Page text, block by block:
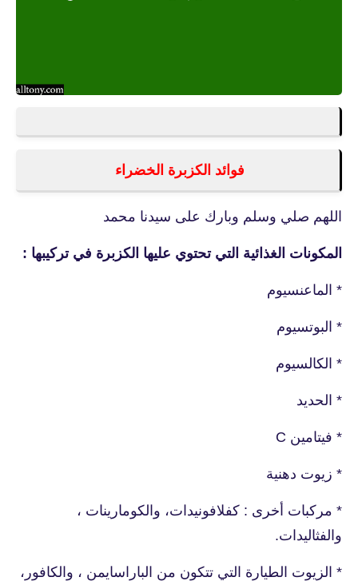
فوائد الكزبرة الخضراء
اللهم صلي وسلم وبارك على سيدنا محمد
المكونات الغذائية التي تحتوي عليها الكزبرة في تركيبها :
* الماعنسيوم
* البوتسيوم
* الكالسيوم
* الحديد
* فيتامين C
* زيوت دهنية
* مركبات أخرى : كفلافونيدات، والكومارينات ،
والفثاليدات.
* الزيوت الطيارة التي تتكون من الباراسايمن ، والكافور،